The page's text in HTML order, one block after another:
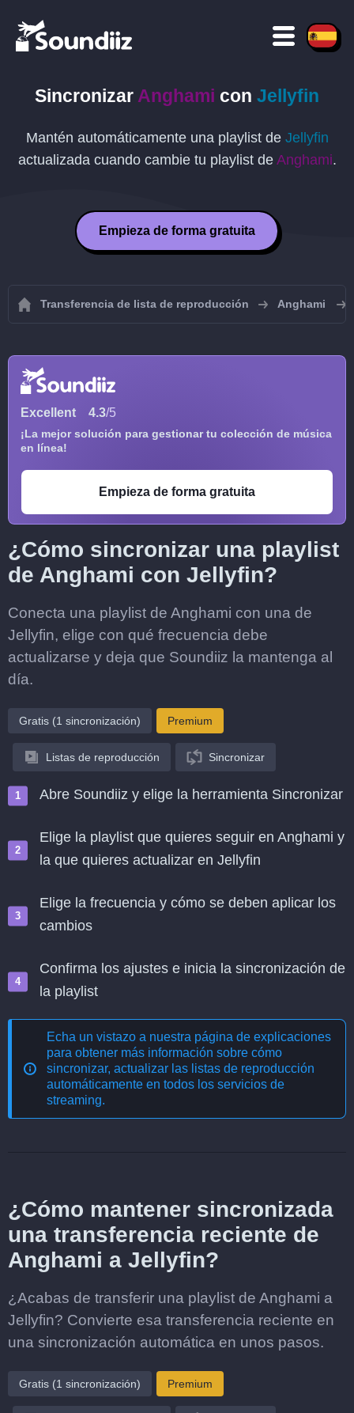
Sincronizar Anghami con Jellyfin
Mantén automáticamente una playlist de Jellyfin
actualizada cuando cambie tu playlist de Anghami.
Empieza de forma gratuita
Transferencia de lista de reproducción Anghami
Excellent 4.3/5
¡La mejor solución para gestionar tu colección de música
en línea!
Empieza de forma gratuita
¿Cómo sincronizar una playlist
de Anghami con Jellyfin?
Conecta una playlist de Anghami con una de
Jellyfin, elige con qué frecuencia debe
actualizarse y deja que Soundiiz la mantenga al
día.
Gratis (1 sincronización) Premium
Listas de reproducción Sincronizar
Abre Soundiiz y elige la herramienta Sincronizar
Elige la playlist que quieres seguir en Anghami y
la que quieres actualizar en Jellyfin
Elige la frecuencia y cómo se deben aplicar los
cambios
Confirma los ajustes e inicia la sincronización de
la playlist
Echa un vistazo a nuestra página de explicaciones
para obtener más información sobre cómo
sincronizar, actualizar las listas de reproducción
automáticamente en todos los servicios de
streaming.
¿Cómo mantener sincronizada
una transferencia reciente de
Anghami a Jellyfin?
¿Acabas de transferir una playlist de Anghami a
Jellyfin? Convierte esa transferencia reciente en
una sincronización automática en unos pasos.
Gratis (1 sincronización) Premium